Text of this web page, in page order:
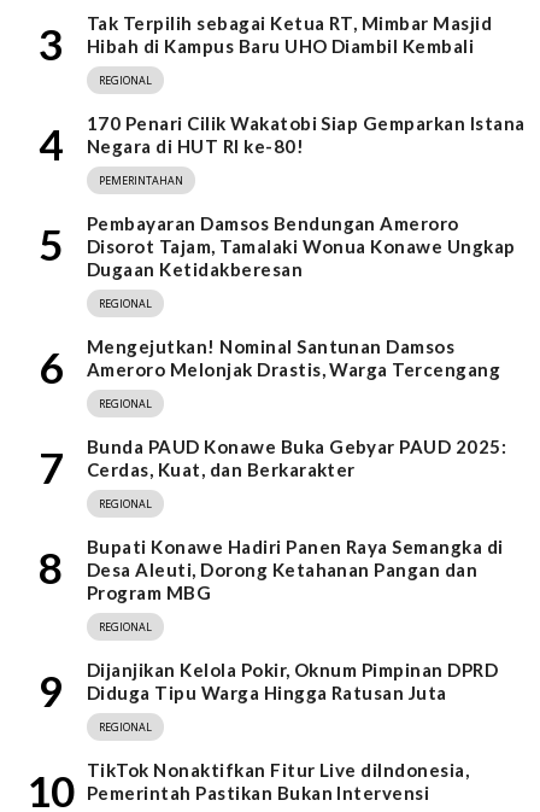
3
Tak Terpilih sebagai Ketua RT, Mimbar Masjid
Hibah di Kampus Baru UHO Diambil Kembali
REGIONAL
4
170 Penari Cilik Wakatobi Siap Gemparkan Istana
Negara di HUT RI ke-80!
PEMERINTAHAN
5
Pembayaran Damsos Bendungan Ameroro
Disorot Tajam, Tamalaki Wonua Konawe Ungkap
Dugaan Ketidakberesan
REGIONAL
6
Mengejutkan! Nominal Santunan Damsos
Ameroro Melonjak Drastis, Warga Tercengang
REGIONAL
7
Bunda PAUD Konawe Buka Gebyar PAUD 2025:
Cerdas, Kuat, dan Berkarakter
REGIONAL
8
Bupati Konawe Hadiri Panen Raya Semangka di
Desa Aleuti, Dorong Ketahanan Pangan dan
Program MBG
REGIONAL
9
Dijanjikan Kelola Pokir, Oknum Pimpinan DPRD
Diduga Tipu Warga Hingga Ratusan Juta
REGIONAL
10
TikTok Nonaktifkan Fitur Live diIndonesia,
Pemerintah Pastikan Bukan Intervensi